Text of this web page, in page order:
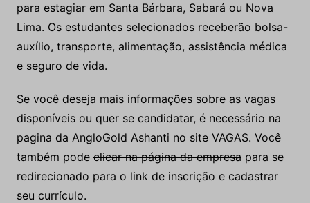
para estagiar em Santa Bárbara, Sabará ou Nova
Lima. Os estudantes selecionados receberão bolsa-
auxílio, transporte, alimentação, assistência médica
e seguro de vida.
Se você deseja mais informações sobre as vagas
disponíveis ou quer se candidatar, é necessário na
pagina da AngloGold Ashanti no site VAGAS. Você
também pode clicar na página da empresapara se
redirecionado para o link de inscrição e cadastrar
seu currículo.